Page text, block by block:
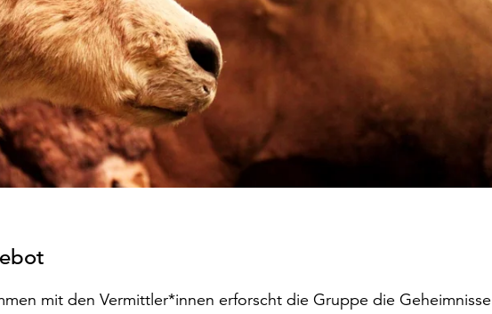
mit den Vermittler*innen erforscht die Gruppe die Geheimnisse